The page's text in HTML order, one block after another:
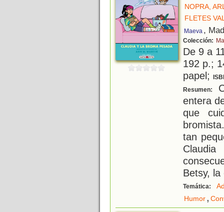
NOPRA,
FLETES
Maeva ,
Colección:
De 9 a
192 p.;
papel;
Resumen:
entera
que
tan
Betsy,
Temática:
Humor,